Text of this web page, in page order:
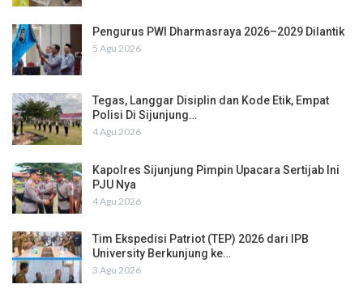
Pengurus PWI Dharmasraya 2026–2029 Dilantik
5 Agu 2026
Tegas, Langgar Disiplin dan Kode Etik, Empat
Polisi Di Sijunjung…
4 Agu 2026
Kapolres Sijunjung Pimpin Upacara Sertijab Ini
PJU Nya
4 Agu 2026
Tim Ekspedisi Patriot (TEP) 2026 dari IPB
University Berkunjung ke…
3 Agu 2026